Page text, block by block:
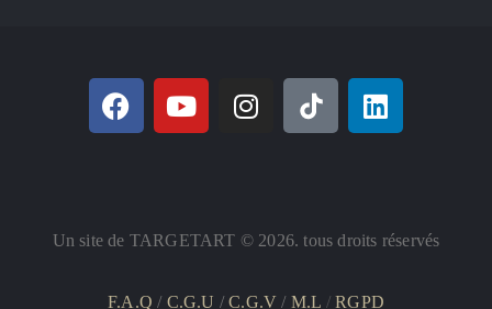
Un site de TARGETART © 2026. tous droits réservés
F.A.Q / C.G.U /C.G.V/ M.L /RGPD